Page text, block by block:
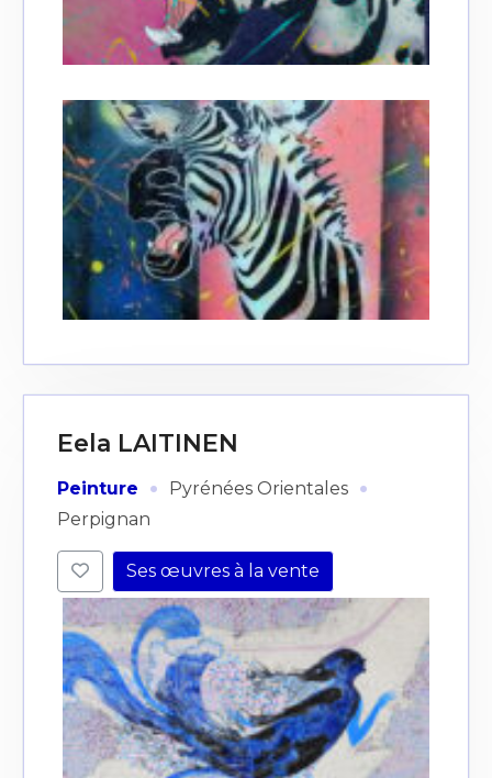
Statut / Organisation
J'accepte lestermes et conditions
* Champ obligatoire
Adresse email*
Prénom
Statut / Organisation
J'accepte lestermes et conditions
Eela LAITINEN
Peinture · Pyrénées Orientales ·
Perpignan
Ses œuvres à la vente